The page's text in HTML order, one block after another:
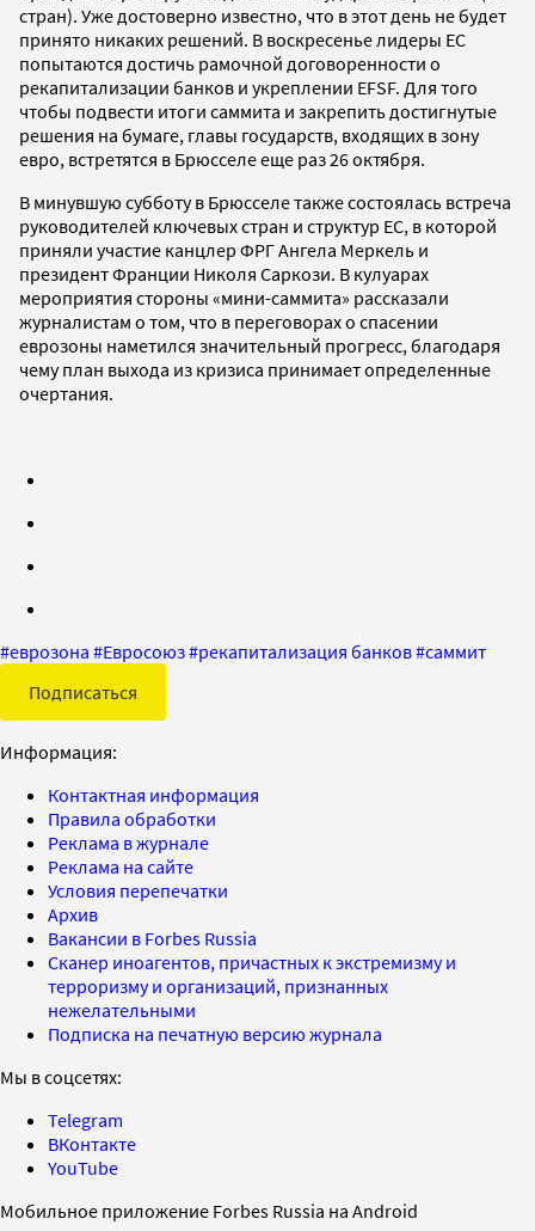
стран). Уже достоверно известно, что в этот день не будет
принято никаких решений. В воскресенье лидеры ЕС
попытаются достичь рамочной договоренности о
рекапитализации банков и укреплении EFSF. Для того
чтобы подвести итоги саммита и закрепить достигнутые
решения на бумаге, главы государств, входящих в зону
евро, встретятся в Брюсселе еще раз 26 октября.
В минувшую субботу в Брюсселе также состоялась встреча
руководителей ключевых стран и структур ЕС, в которой
приняли участие канцлер ФРГ Ангела Меркель и
президент Франции Николя Саркози. В кулуарах
мероприятия стороны «мини-саммита» рассказали
журналистам о том, что в переговорах о спасении
еврозоны наметился значительный прогресс, благодаря
чему план выхода из кризиса принимает определенные
очертания.
#еврозона #Евросоюз#рекапитализация банков#саммит
Подписаться
Информация:
Контактная информация
Правила обработки
Реклама в журнале
Реклама на сайте
Условия перепечатки
Архив
Вакансии в Forbes Russia
Сканер иноагентов, причастных к экстремизму и
терроризму и организаций, признанных
нежелательными
Подписка на печатную версию журнала
Мы в соцсетях:
Telegram
ВКонтакте
YouTube
Мобильное приложение Forbes Russia на Android